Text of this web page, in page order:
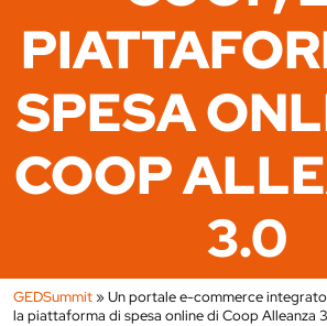
SPESA
COOP
3.0
GEDSummit»Un portale e-commerce
la piattaforma di spesa online di Coop Alleanza